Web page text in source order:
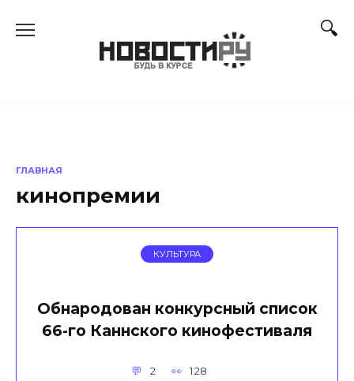
ГЛАВНАЯ
кинопремии
КУЛЬТУРА
Обнародован конкурсный список
66-го Каннского кинофестиваля
2 128